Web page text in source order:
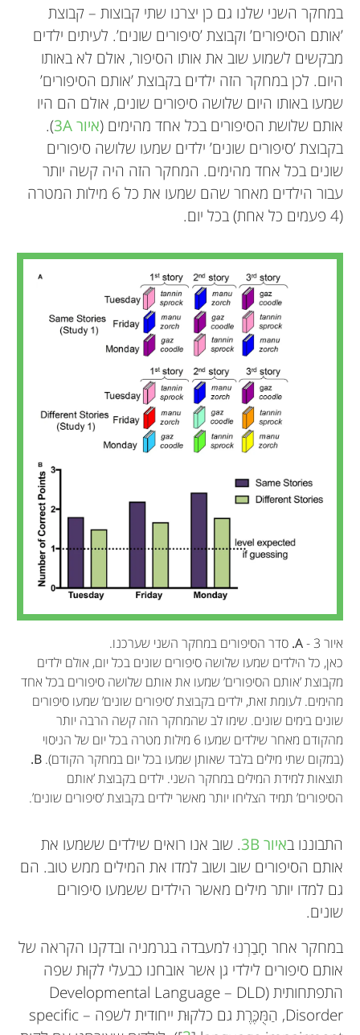
במחקר השני שלנו גם כן יצרנו שתי קבוצות – קבוצת
’אותם הסיפורים’ וקבוצת ’סיפורים שונים’. לעיתים ילדים
מבקשים לשמוע שוב את אותו הסיפור, אולם לא באותו
היום. לכן במחקר הזה ילדים בקבוצת ’אותם הסיפורים’
שמעו באותו היום שלושה סיפורים שונים, אולם הם היו
אותם שלושת הסיפורים בכל אחד מהימים (איור 3A
).
בקבוצת ’סיפורים שונים’ ילדים שמעו שלושה סיפורים
שונים בכל אחד מהימים. המחקר הזה היה קשה יותר
עבור הילדים מאחר שהם שמעו את כל 6 מילות המטרה
(4 פעמים כל אחת) בכל יום.
איור 3 - A. סדר הסיפורים במחקר השני שערכנו.
כאן, כל הילדים שמעו שלושה סיפורים שונים בכל יום, אולם ילדים
מקבוצת ’אותם הסיפורים’ שמעו את אותם שלושה סיפורים בכל אחד
מהימים. לעומת זאת, ילדים בקבוצת ’סיפורים שונים’ שמעו סיפורים
שונים בימים שונים. שימו לב שהמחקר הזה קשה הרבה יותר
מהקודם מאחר שילדים שמעו 6 מילות מטרה בכל יום של הניסוי
(במקום שתי מילים בלבד שאותן שמעו בכל יום במחקר הקודם). B.
תוצאות למידת המילים במחקר השני. ילדים בקבוצת ’אותם
הסיפורים’ תמיד הצליחו יותר מאשר ילדים בקבוצת ’סיפורים שונים’.
התבוננו באיור 3B
. שוב אנו רואים שילדים ששמעו את
אותם הסיפורים שוב ושוב למדו את המילים ממש טוב. הם
גם למדו יותר מילים מאשר הילדים ששמעו סיפורים
שונים.
במחקר אחר חָבַרְנוּ למעבדה בגרמניה ובדקנו הקראה של
אותם סיפורים לילדי גן אשר אובחנו כבעלי לקוּת שפה
התפתחותית (DLD
–
Developmental Language
Disorder, הַמֻּכֶּרֶת גם כלקוּת ייחודית לשפה –specific